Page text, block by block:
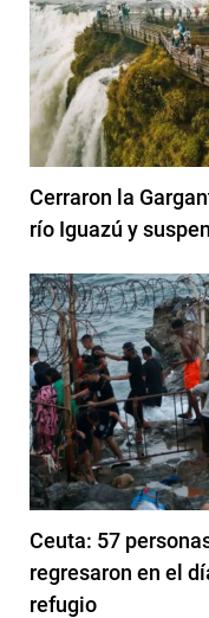
Cerraron la
río Iguazú y
Ceuta: 57
regresaron en el
refugio